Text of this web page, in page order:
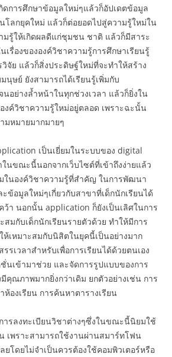
ดการศึกษาข้อมูลใหม่ๆแล้วก็อัปเดตข้อมูล
โลกยุคใหม่ แล้วก็ต่อยอดไปสู่ความรู้ใหม่ใน
รู้ให้เกิดผลดีแก่ชุมชน ชาติ แล้วก็มีสาระ
เรื่องขององค์วิชาความรู้การศึกษาเรียนรู้
จัย แล้วก็สิ่งประดิษฐ์ใหม่ที่จะทำให้สร้าง
นุษย์ ยังสามารถได้เรียนรู้เพิ่มกับ
นอย่างล้ำหน้าในทุกช่วงเวลา แล้วก็ยิ่งใน
ค์วิชาความรู้ใหม่อยู่ตลอด เพราะฉะนั้น
มหมายมากมายๆ
เป็นเยี่ยมในระบบของ digital
ในขณะนี้นอกจากเว็บไซต์ที่เข้าถึงง่ายแล้ว
ในองค์วิชาความรู้ที่สำคัญ ในการพัฒนา
ข้อมูลใหม่ๆเกี่ยวกับสาขาที่เด็กนักเรียนได้
า นอกนั้น application ก็ยังเป็นเลิศในการ
สมกับเด็กนักเรียนรายตัวด้วย ทำให้มีการ
ห้เหมาะสมกับนิสิตในยุคนี้เป็นอย่างมาก
รเวลาสำหรับเพื่อการเรียนได้ด้วยตนเอง
นเข้ามาช่วย และจัดการรูปแบบของการ
คุณภาพมากยิ่งกว่าเดิม ยกตัวอย่างเช่น การ
ห้องเรียน การค้นหาตารางเรียน
รลงทะเบียนวิชาต่างๆซึ่งในขณะนี้นิยมใช้
เพราะสามารถใช้งานผ่านสมาร์ทโฟน
ยโดยไม่จำเป็นควรต้องใช้คอมพิวเตอร์หรือ